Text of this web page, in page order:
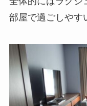
部屋で過ごしやす